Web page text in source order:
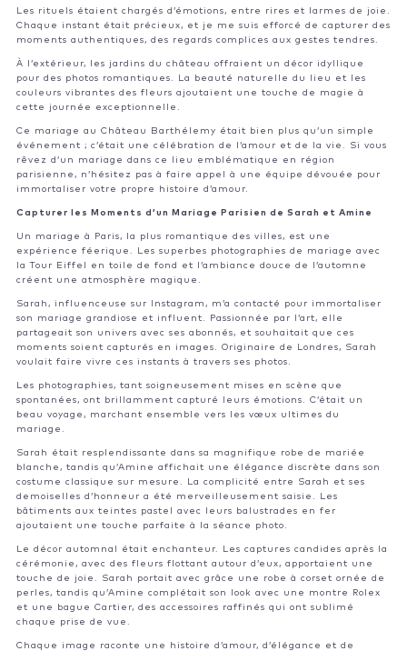
Les rituels étaient chargés d’émotions, entre rires et larmes de joie.
Chaque instant était précieux, et je me suis efforcé de capturer des
moments authentiques, des regards complices aux gestes tendres.
À l’extérieur, les jardins du château offraient un décor idyllique
pour des photos romantiques. La beauté naturelle du lieu et les
couleurs vibrantes des fleurs ajoutaient une touche de magie à
cette journée exceptionnelle.
Ce mariage au Château Barthélemy était bien plus qu’un simple
événement ; c’était une célébration de l’amour et de la vie. Si vous
rêvez d’un mariage dans ce lieu emblématique en région
parisienne, n’hésitez pas à faire appel à une équipe dévouée pour
immortaliser votre propre histoire d’amour.
Capturer les Moments d’un Mariage Parisien de Sarah et Amine
Un mariage à Paris, la plus romantique des villes, est une
expérience féerique. Les superbes photographies de mariage avec
la Tour Eiffel en toile de fond et l’ambiance douce de l’automne
créent une atmosphère magique.
Sarah, influenceuse sur Instagram, m’a contacté pour immortaliser
son mariage grandiose et influent. Passionnée par l’art, elle
partageait son univers avec ses abonnés, et souhaitait que ces
moments soient capturés en images. Originaire de Londres, Sarah
voulait faire vivre ces instants à travers ses photos.
Les photographies, tant soigneusement mises en scène que
spontanées, ont brillamment capturé leurs émotions. C’était un
beau voyage, marchant ensemble vers les vœux ultimes du
mariage.
Sarah était resplendissante dans sa magnifique robe de mariée
blanche, tandis qu’Amine affichait une élégance discrète dans son
costume classique sur mesure. La complicité entre Sarah et ses
demoiselles d’honneur a été merveilleusement saisie. Les
bâtiments aux teintes pastel avec leurs balustrades en fer
ajoutaient une touche parfaite à la séance photo.
Le décor automnal était enchanteur. Les captures candides après la
cérémonie, avec des fleurs flottant autour d’eux, apportaient une
touche de joie. Sarah portait avec grâce une robe à corset ornée de
perles, tandis qu’Amine complétait son look avec une montre Rolex
et une bague Cartier, des accessoires raffinés qui ont sublimé
chaque prise de vue.
Chaque image raconte une histoire d’amour, d’élégance et de